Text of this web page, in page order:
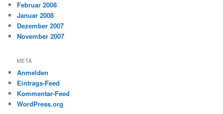
Februar 2008
Januar 2008
Dezember 2007
November 2007
META
Anmelden
Eintrags-Feed
Kommentar-Feed
WordPress.org